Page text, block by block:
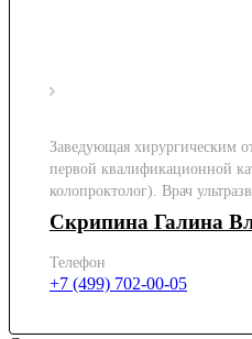
Заведующая хирургическим
первой квалификационной
колопроктолог). Врач
Скрипина Галина
Телефон
+7 (499) 702-00-05